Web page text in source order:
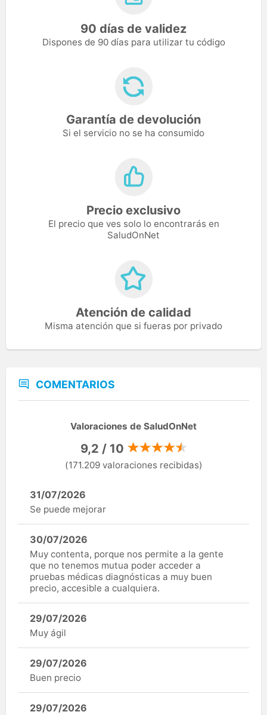
90 días de validez
Dispones de 90 días para utilizar tu código
Garantía de devolución
Si el servicio no se ha consumido
Precio exclusivo
El precio que ves solo lo encontrarás en
SaludOnNet
Atención de calidad
Misma atención que si fueras por privado
COMENTARIOS
Valoraciones de SaludOnNet
9,2 / 10
(171.209 valoraciones recibidas)
31/07/2026
Se puede mejorar
30/07/2026
Muy contenta, porque nos permite a la gente
que no tenemos mutua poder acceder a
pruebas médicas diagnósticas a muy buen
precio, accesible a cualquiera.
29/07/2026
Muy ágil
29/07/2026
Buen precio
29/07/2026